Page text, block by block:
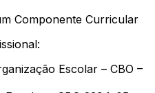
Componente Curricular
Escolar – CBO –